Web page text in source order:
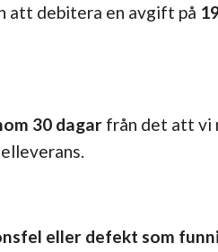
att debitera en avgift på
30 dagar från det att vi
eller defekt som